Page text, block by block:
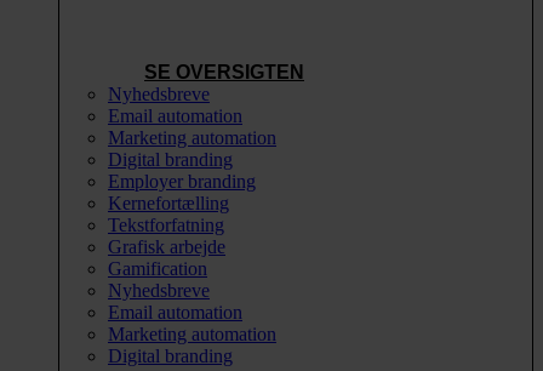
SE OVERSIGTEN
Nyhedsbreve
Email automation
Marketing automation
Digital branding
Employer branding
Kernefortælling
Tekstforfatning
Grafisk arbejde
Gamification
Nyhedsbreve
Email automation
Marketing automation
Digital branding